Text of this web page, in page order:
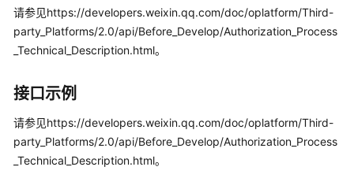
（API
Fabric）
席
操
作
类
接
请参见https://developers.weixin.qq.com/doc/oplatform/Third-
party_Platforms/2.0/api/Before_Develop/Authorization_Process
_Technical_Description.html。
接口示例
请参见https://developers.weixin.qq.com/doc/oplatform/Third-
party_Platforms/2.0/api/Before_Develop/Authorization_Process
_Technical_Description.html。